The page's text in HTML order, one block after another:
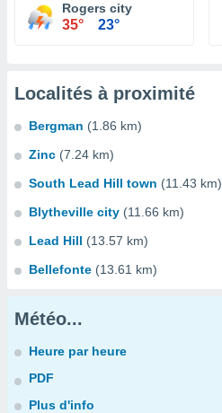
Rogers city
35° 23°
Localités à proximité
Bergman (1.86 km)
Zinc (7.24 km)
South Lead Hill town (11.43 km)
Blytheville city (11.66 km)
Lead Hill (13.57 km)
Bellefonte (13.61 km)
Météo...
Heure par heure
PDF
Plus d'info